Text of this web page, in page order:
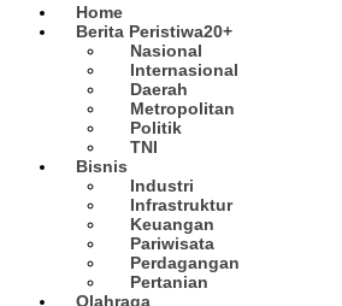
Home
Berita Peristiwa20+
Nasional
Internasional
Daerah
Metropolitan
Politik
TNI
Bisnis
Industri
Infrastruktur
Keuangan
Pariwisata
Perdagangan
Pertanian
Olahraga